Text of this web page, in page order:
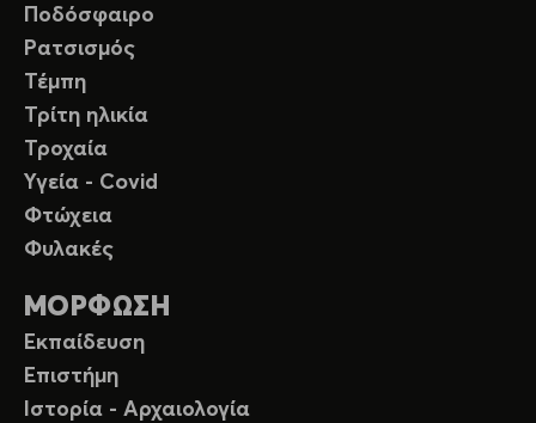
Ποδόσφαιρο
Ρατσισμός
Τέμπη
Τρίτη ηλικία
Τροχαία
Υγεία - Covid
Φτώχεια
Φυλακές
ΜΟΡΦΩΣΗ
Εκπαίδευση
Επιστήμη
Ιστορία - Αρχαιολογία